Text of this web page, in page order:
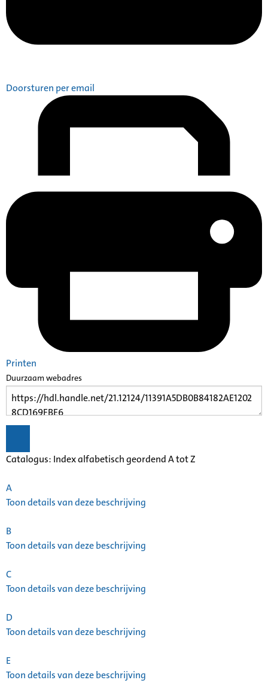
Doorsturen per email
Printen
Duurzaam webadres
Catalogus: Index alfabetisch geordend A tot Z
A
Toon details van deze beschrijving
B
Toon details van deze beschrijving
C
Toon details van deze beschrijving
D
Toon details van deze beschrijving
E
Toon details van deze beschrijving